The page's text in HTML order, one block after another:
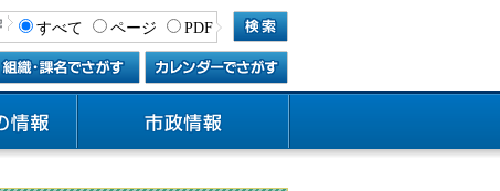
すべて ページ PDF